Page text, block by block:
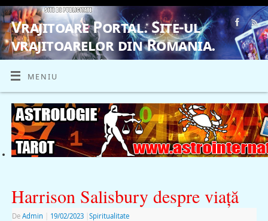
Vrajitoare Portal. Site-ul
vrajitoarelor din Romania.
VRAJITOARE, VRAJITOARELE, VRAJITOARE
MENIU
Harrison Salisbury despre viaţă
De Admin 19/02/2023 Spiritualitate